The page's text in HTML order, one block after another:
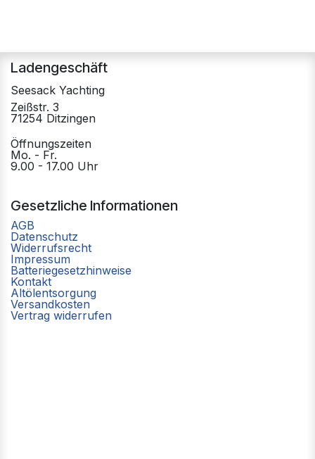
Ladengeschäft
Seesack Yachting
Zeißstr. 3
71254 Ditzingen
Öffnungszeiten
Mo. - Fr.
9.00 - 17.00 Uhr
Gesetzliche Informationen
AGB
Datenschutz
Widerrufsrecht
Impressum
Batteriegesetzhinweise
Kontakt
Altölentsorgung
Versandkosten
Vertrag widerrufen